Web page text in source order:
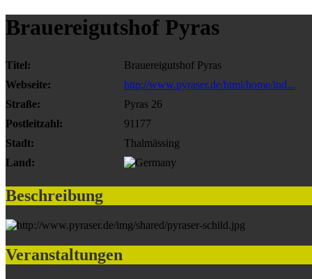
Brauereigutshof Pyras
Titel:
Brauereigutshof Pyras
Webseite:
http://www.pyraser.de/html/home/ind...
Straße:
Pyras 26
Postleitzahl:
91177
Stadt:
Thalmässing
Land:
Beschreibung
Veranstaltungen